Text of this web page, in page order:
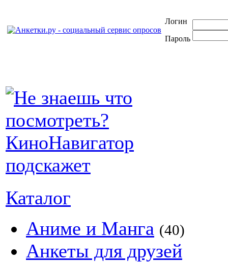
Логин
Пароль
Каталог
Аниме и Манга (40)
Анкеты для друзей